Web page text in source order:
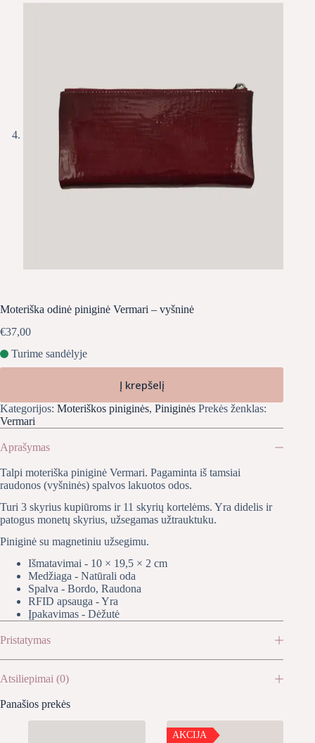
Moteriška odinė piniginė Vermari – vyšninė
€37,00
Turime sandėlyje
Į krepšelį
Kategorijos: Moteriškos piniginės, Piniginės Prekės ženklas:
Vermari
Aprašymas
Talpi moteriška piniginė Vermari. Pagaminta iš tamsiai
raudonos (vyšninės) spalvos lakuotos odos.
Turi 3 skyrius kupiūroms ir 11 skyrių kortelėms. Yra didelis ir
patogus monetų skyrius, užsegamas užtrauktuku.
Piniginė su magnetiniu užsegimu.
Išmatavimai - 10 × 19,5 × 2 cm
Medžiaga - Natūrali oda
Spalva - Bordo, Raudona
RFID apsauga - Yra
Įpakavimas - Dėžutė
Pristatymas
Atsiliepimai (0)
Panašios prekės
AKCIJA